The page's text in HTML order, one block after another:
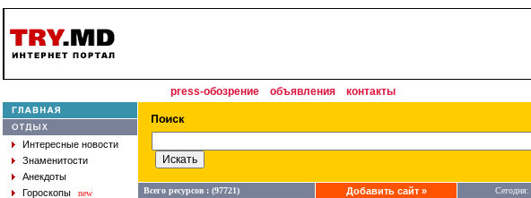
press-обозрение объявления контакты
Интересные новости
Знаменитости
Анекдоты
Гороскопы
new Всего ресурсов : (97721) Добавить сайт » Сегодня: